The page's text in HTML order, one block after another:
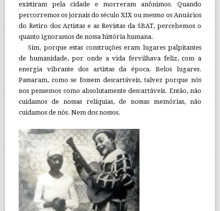
existiram pela cidade e morreram anônimos. Quando
percorremos os jornais do século XIX ou mesmo os Anuários
do Retiro dos Artistas e as Revistas da SBAT, percebemos o
quanto ignoramos de nossa história humana.
Sim, porque estas construções eram lugares palpitantes
de humanidade, por onde a vida fervilhava feliz, com a
energia vibrante dos artistas da época. Belos lugares.
Passaram, como se fossem descartáveis, talvez porque nós
nos pensemos como absolutamente descartáveis. Então, não
cuidamos de nossas relíquias, de nossas memórias, não
cuidamos de nós. Nem dos nossos.